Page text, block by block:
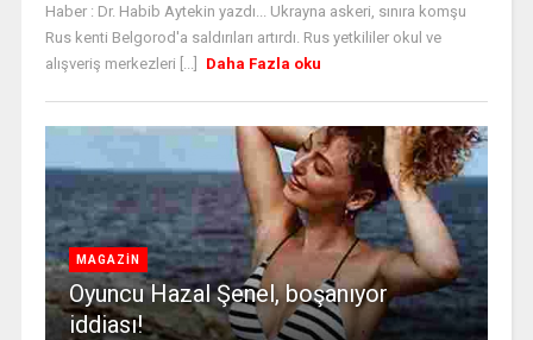
Haber : Dr. Habib Aytekin yazdı... Ukrayna askeri, sınıra komşu
Rus kenti Belgorod'a saldırıları artırdı. Rus yetkililer okul ve
alışveriş merkezleri [...]
Daha Fazla oku
MAGAZİN
Oyuncu Hazal Şenel, boşanıyor
iddiası!